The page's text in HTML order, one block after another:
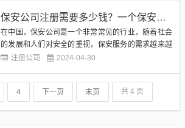
餐饮企业注册资金的最低金额是根据不同地区的规定
而有所不同，一般来说，注...
保安公司注册需要多少钱？一个保安公司注册要准备多少钱？
在中国，保安公司是一个非常常见的行业，随着社会
的发展和人们对安全的重视，保安服务的需求越来越
大。很多人都希望开设自己的保安公司。开设一家保
的问题，其中包括注册资金。（图片来源网络，侵
删）保安公司注册需要多少钱？这个问题并没有一个
固定的答案，因为注册资金的...
注册公司 2024-04-30
4 下一页 末页 共 4 页